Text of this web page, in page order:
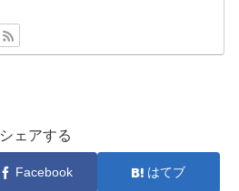
シェアする
Facebook はてブ